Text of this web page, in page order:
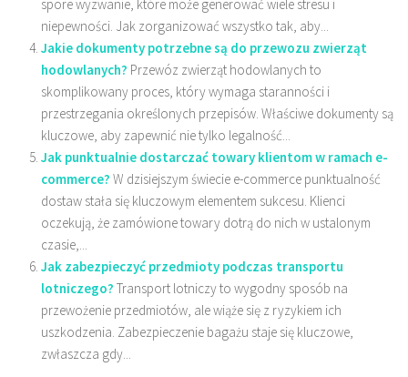
spore wyzwanie, które może generować wiele stresu i
niepewności. Jak zorganizować wszystko tak, aby...
Jakie dokumenty potrzebne są do przewozu zwierząt
hodowlanych? Przewóz zwierząt hodowlanych to
skomplikowany proces, który wymaga staranności i
przestrzegania określonych przepisów. Właściwe dokumenty są
kluczowe, aby zapewnić nie tylko legalność...
Jak punktualnie dostarczać towary klientom w ramach e-
commerce? W dzisiejszym świecie e-commerce punktualność
dostaw stała się kluczowym elementem sukcesu. Klienci
oczekują, że zamówione towary dotrą do nich w ustalonym
czasie,...
Jak zabezpieczyć przedmioty podczas transportu
lotniczego? Transport lotniczy to wygodny sposób na
przewożenie przedmiotów, ale wiąże się z ryzykiem ich
uszkodzenia. Zabezpieczenie bagażu staje się kluczowe,
zwłaszcza gdy...